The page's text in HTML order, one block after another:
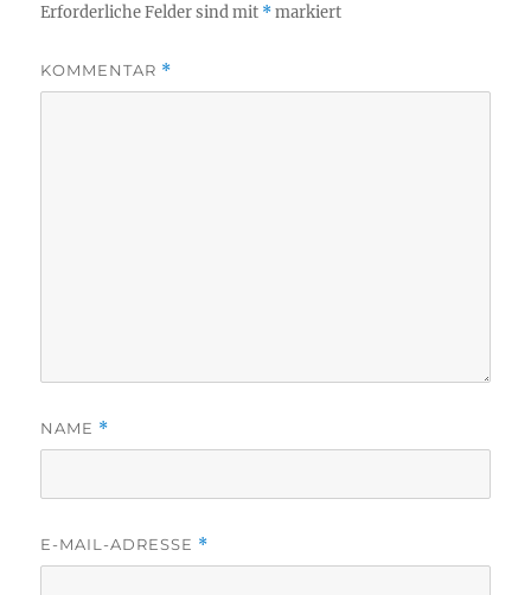
Erforderliche Felder sind mit *markiert
KOMMENTAR *
NAME *
E-MAIL-ADRESSE *